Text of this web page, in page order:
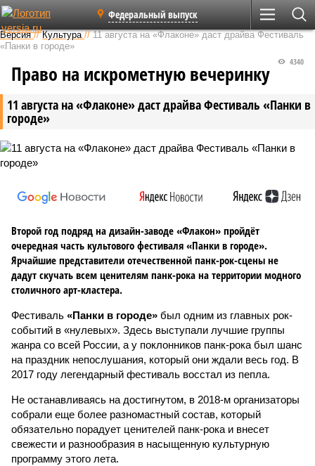
Федеральный выпуск
Версия //Культура //11 августа на «Флаконе» даст драйва Фестиваль
«Панки в городе»
11 августа на «Флаконе» даст драйва Фестиваль «Панки в
городе»
4340
Право на искрометную вечеринку
Второй год подряд на дизайн-заводе «Флакон» пройдёт
очередная часть культового фестиваля «Панки в городе».
Ярчайшие представители отечественной панк-рок-сцены не
дадут скучать всем ценителям панк-рока на территории модного
столичного арт-кластера.
Фестиваль «Панки в городе» был одним из главных рок-
событий в «нулевых». Здесь выступали лучшие группы
жанра со всей России, а у поклонников панк-рока был шанс
на праздник непослушания, который они ждали весь год. В
2017 году легендарный фестиваль восстал из пепла.
Не останавливаясь на достигнутом, в 2018-м организаторы
собрали еще более разномастный состав, который
обязательно порадует ценителей панк-рока и внесет
свежести и разнообразия в насыщенную культурную
программу этого лета.